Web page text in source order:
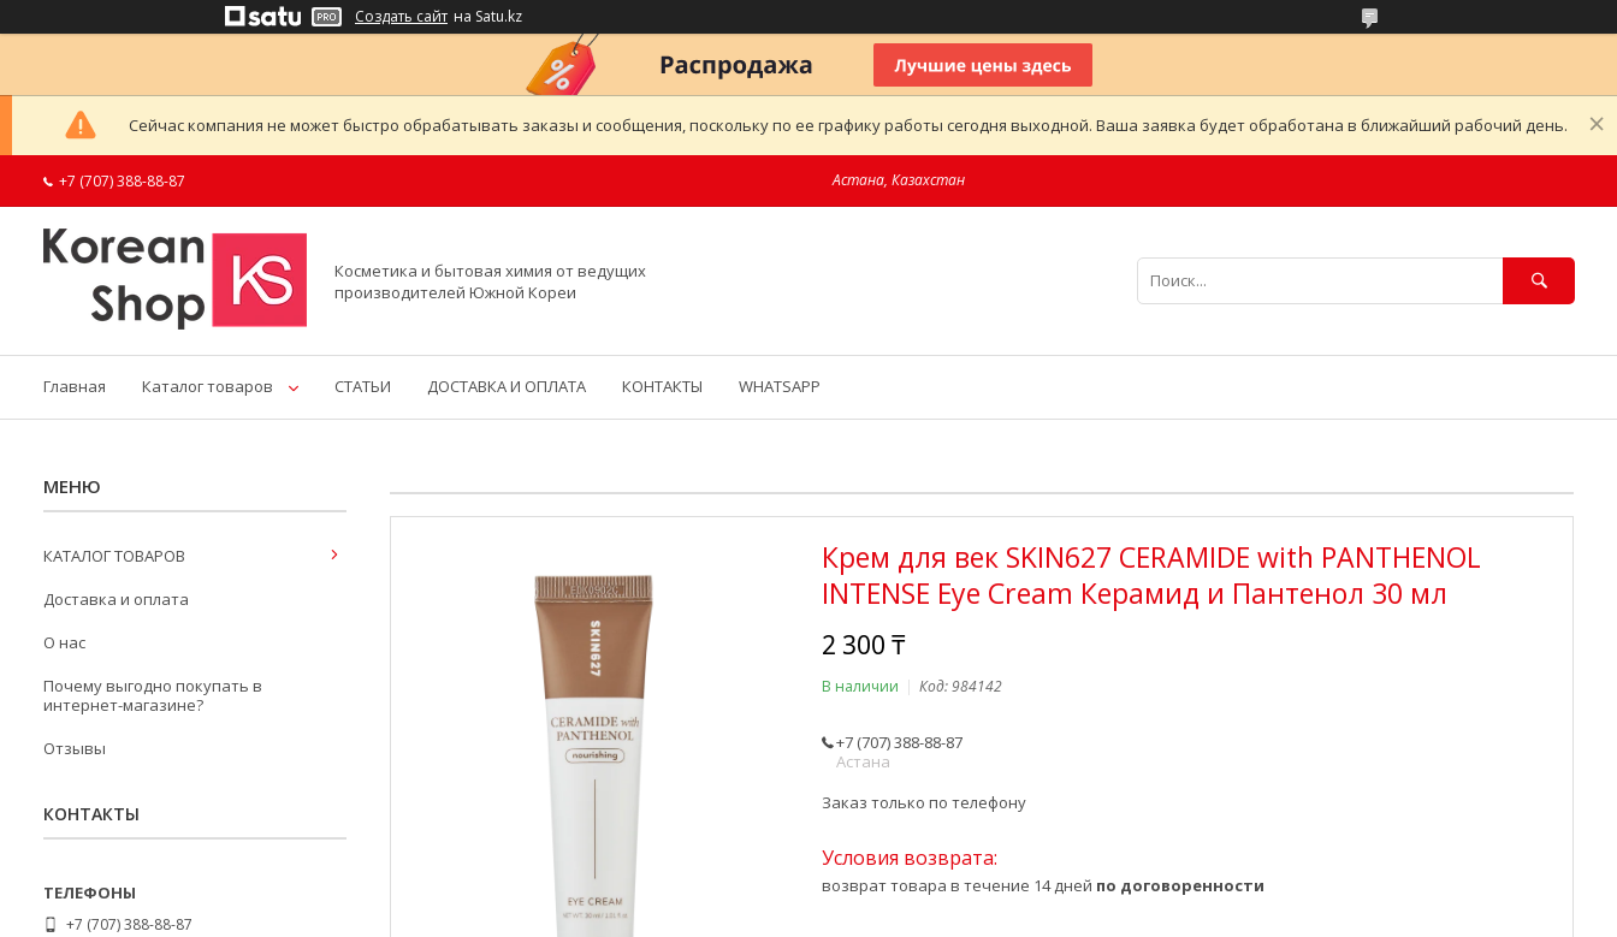
Создать сайт на Satu.kz
Сейчас компания не может быстро обрабатывать заказы и сообщения, поскольку по ее графику работы сегодня выходной. Ваша заявка будет обработана в ближайший рабочий день.
+7 (707) 388-88-87 Астана, Казахстан
Косметика и бытовая химия от ведущих
производителей Южной Кореи
Главная Каталог товаров СТАТЬИ ДОСТАВКА И ОПЛАТА КОНТАКТЫ WHATSAPP
Крем для век SKIN627 CERAMIDE with PANTHENOL
INTENSE Eye Cream Керамид и Пантенол 30 мл
2 300 ₸
В наличии Код:984142
+7 (707) 388-88-87
Астана
Заказ только по телефону
возврат товара в течение 14 дней по договоренности
КАТАЛОГ ТОВАРОВ
Доставка и оплата
О нас
Почему выгодно покупать в
интернет-магазине?
Отзывы
КОНТАКТЫ
+7 (707) 388-88-87